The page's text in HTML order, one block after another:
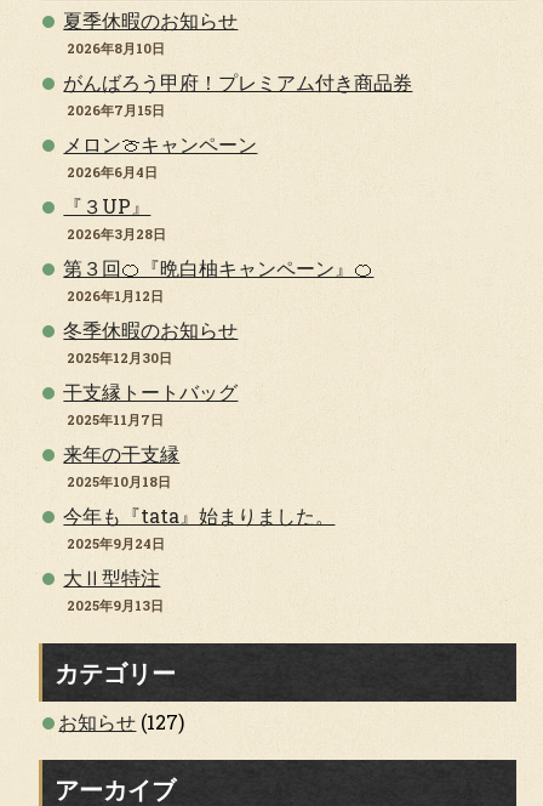
夏季休暇のお知らせ
2026年8月10日
がんばろう甲府！プレミアム付き商品券
2026年7月15日
メロン🍈キャンペーン
2026年6月4日
『３UP』
2026年3月28日
第３回🍊『晩白柚キャンペーン』🍊
2026年1月12日
冬季休暇のお知らせ
2025年12月30日
干支縁トートバッグ
2025年11月7日
来年の干支縁
2025年10月18日
今年も『tata』始まりました。
2025年9月24日
大Ⅱ型特注
2025年9月13日
カテゴリー
お知らせ (127)
アーカイブ